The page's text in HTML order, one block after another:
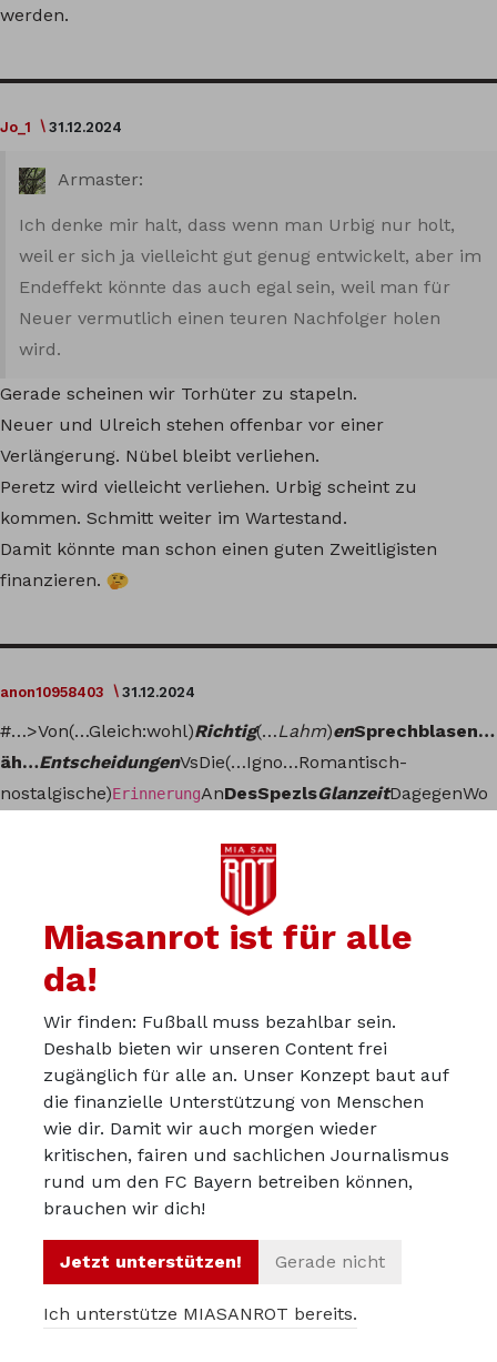
werden.
Jo_1 31.12.2024
Armaster:
Ich denke mir halt, dass wenn man Urbig nur holt,
weil er sich ja vielleicht gut genug entwickelt, aber im
Endeffekt könnte das auch egal sein, weil man für
Neuer vermutlich einen teuren Nachfolger holen
wird.
Gerade scheinen wir Torhüter zu stapeln.
Neuer und Ulreich stehen offenbar vor einer
Verlängerung. Nübel bleibt verliehen.
Peretz wird vielleicht verliehen. Urbig scheint zu
kommen. Schmitt weiter im Wartestand.
Damit könnte man schon einen guten Zweitligisten
finanzieren.
anon10958403 31.12.2024
#…>Von(…Gleich:wohl)Richtig(…Lahm)enSprechblasen…
äh…EntscheidungenVsDie(…Igno…Romantisch-
nostalgische)ErinnerungAnDesSpezlsGlanzeitDagegenWo
ErbrachteLeistungen
!?)!?!
…
anon83403225 01.01.2025
Jo_1:
Neuer und Ulreich stehen offenbar vor einer
Verlängerung. Nübel bleibt verliehen.
Peretz wird vielleicht verliehen. Urbig scheint zu
Miasanrot ist für alle
da!
Wir finden: Fußball muss bezahlbar sein.
Deshalb bieten wir unseren Content frei
zugänglich für alle an. Unser Konzept baut auf
die finanzielle Unterstützung von Menschen
wie dir. Damit wir auch morgen wieder
kritischen, fairen und sachlichen Journalismus
rund um den FC Bayern betreiben können,
brauchen wir dich!
Jetzt unterstützen! Gerade nicht
Ich unterstütze MIASANROT bereits.